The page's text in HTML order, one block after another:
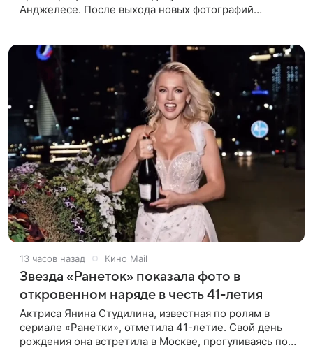
Анджелесе. После выхода новых фотографий
13 часов назад Кино Mail
Звезда «Ранеток» показала фото в
откровенном наряде в честь 41-летия
Актриса Янина Студилина, известная по ролям в
сериале «Ранетки», отметила 41-летие. Свой день
рождения она встретила в Москве, прогуливаясь по